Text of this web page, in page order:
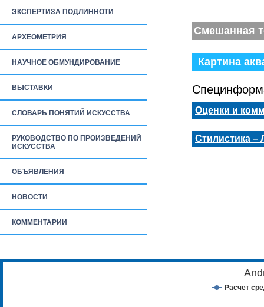
ЭКСПЕРТИЗА ПОДЛИННОТИ
АРХЕОМЕТРИЯ
НАУЧНОЕ ОБМУНДИРОВАНИЕ
ВЫСТАВКИ
СЛОВАРЬ ПОНЯТИЙ ИСКУССТВА
РУКОВОДСТВО ПО ПРОИЗВЕДЕНИЙ
ИСКУССТВА
ОБЪЯВЛЕНИЯ
НОВОСТИ
КОММЕНТАРИИ
Смешанная
Картина
Оценки и
Стилистика –
Расчет